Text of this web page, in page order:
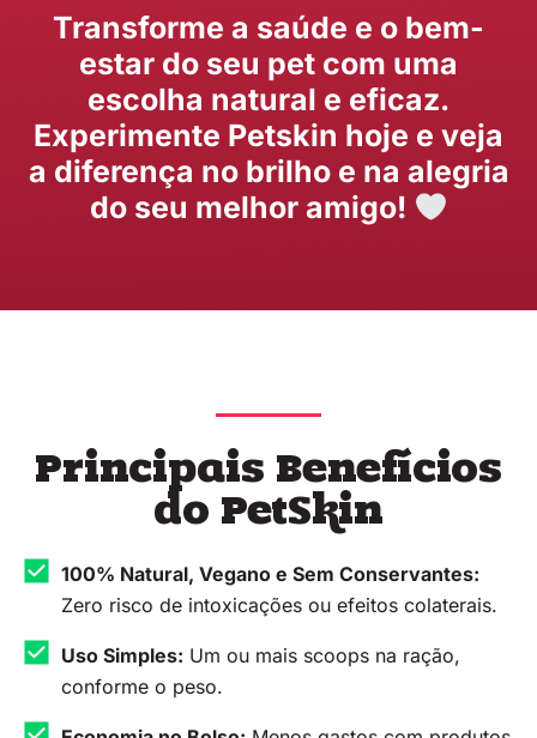
Transforme a saúde e o bem-
estar do seu pet com uma
escolha natural e eficaz.
Experimente Petskin hoje e veja
a diferença no brilho e na alegria
do seu melhor amigo!
Principais Benefícios
do PetSkin
100% Natural, Vegano e Sem Conservantes:
Zero risco de intoxicações ou efeitos colaterais.
Uso Simples: Um ou mais scoops na ração,
conforme o peso.